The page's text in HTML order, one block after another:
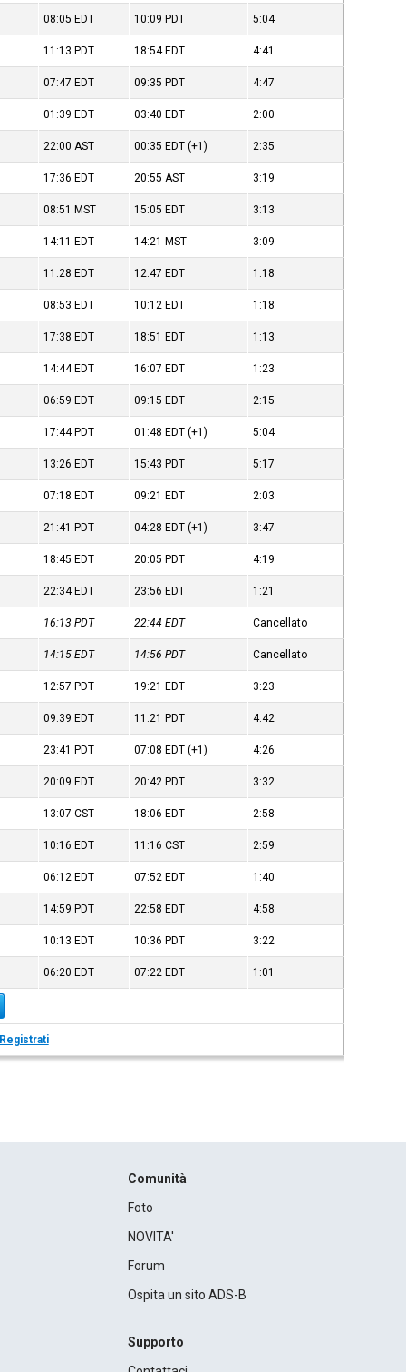
08:05 EDT 10:09 PDT 5:04
11:13 PDT 18:54 EDT 4:41
07:47 EDT 09:35 PDT 4:47
01:39 EDT 03:40 EDT 2:00
22:00AST 00:35 EDT (+1) 2:35
17:36 EDT 20:55AST 3:19
08:51 MST 15:05 EDT 3:13
14:11 EDT 14:21 MST 3:09
11:28 EDT 12:47 EDT 1:18
08:53 EDT 10:12 EDT 1:18
17:38 EDT 18:51 EDT 1:13
14:44 EDT 16:07 EDT 1:23
06:59 EDT 09:15 EDT 2:15
17:44 PDT 01:48 EDT (+1) 5:04
13:26 EDT 15:43 PDT 5:17
07:18 EDT 09:21 EDT 2:03
21:41 PDT 04:28 EDT (+1) 3:47
18:45 EDT 20:05 PDT 4:19
22:34 EDT 23:56 EDT 1:21
16:13PDT 22:44EDT Cancellato
14:15EDT 14:56PDT Cancellato
12:57 PDT 19:21 EDT 3:23
09:39 EDT 11:21 PDT 4:42
23:41 PDT 07:08 EDT (+1) 4:26
20:09 EDT 20:42 PDT 3:32
13:07CST 18:06 EDT 2:58
10:16 EDT 11:16CST 2:59
06:12 EDT 07:52 EDT 1:40
14:59 PDT 22:58 EDT 4:58
10:13 EDT 10:36 PDT 3:22
06:20 EDT 07:22 EDT 1:01
Comunità
Foto
NOVITA'
Forum
Ospita un sito ADS-B
Supporto